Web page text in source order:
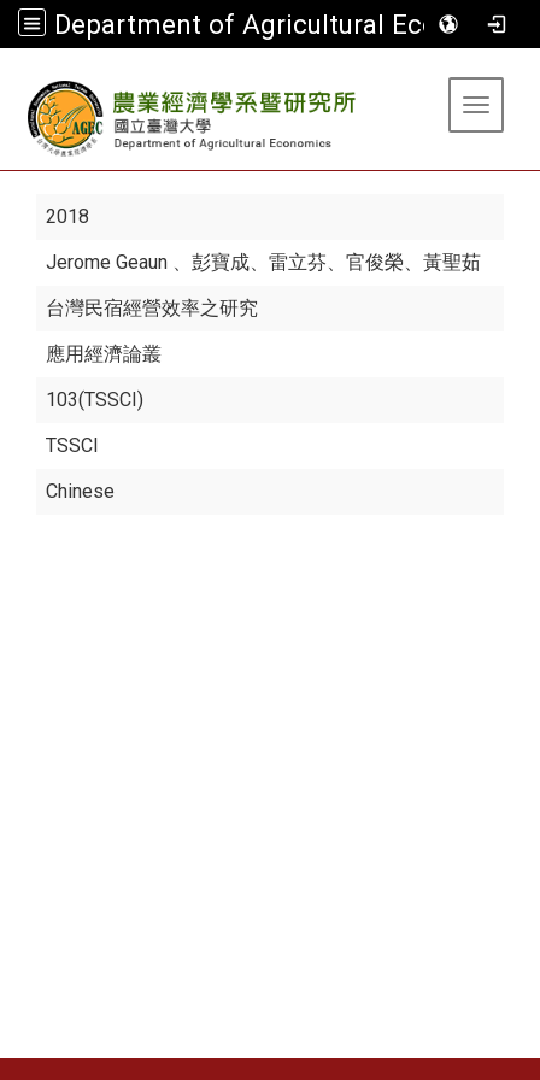
Department of Agricultural Economics
Toggle
2018
Jerome Geaun 、彭寶成、雷立芬、官俊榮、黃聖茹
台灣民宿經營效率之研究
應用經濟論叢
103(TSSCI)
TSSCI
Chinese